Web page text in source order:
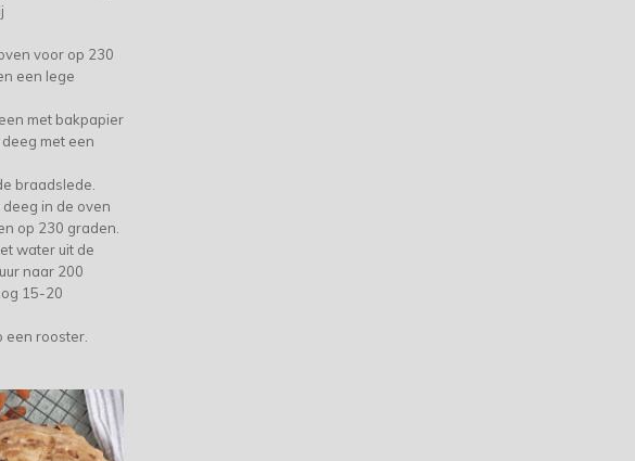
voor op 230
een lege
met bakpapier
met een
braadslede.
in de oven
op 230 graden.
water uit de
naar 200
15-20
een rooster.